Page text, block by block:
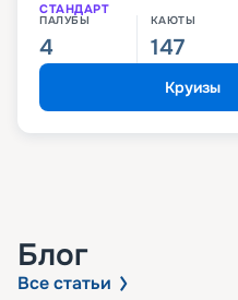
СТАНДАРТ
ПАЛУБЫ
4
КАЮТЫ
147
Круизы
Блог
Все статьи